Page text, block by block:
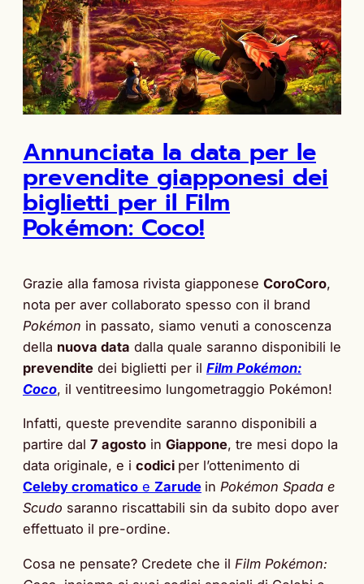
Annunciata la data per le
prevendite giapponesi dei
biglietti per il Film
Pokémon: Coco!
Grazie alla famosa rivista giapponese CoroCoro,
nota per aver collaborato spesso con il brand
Pokémon in passato, siamo venuti a conoscenza
della nuova data dalla quale saranno disponibili le
prevendite dei biglietti per il Film Pokémon:
Coco, il ventitreesimo lungometraggio Pokémon!
Infatti, queste prevendite saranno disponibili a
partire dal 7 agosto in Giappone, tre mesi dopo la
data originale, e i codici per l’ottenimento di
Celeby cromatico e Zarude in Pokémon Spada e
Scudo saranno riscattabili sin da subito dopo aver
effettuato il pre-ordine.
Cosa ne pensate? Credete che il Film Pokémon: